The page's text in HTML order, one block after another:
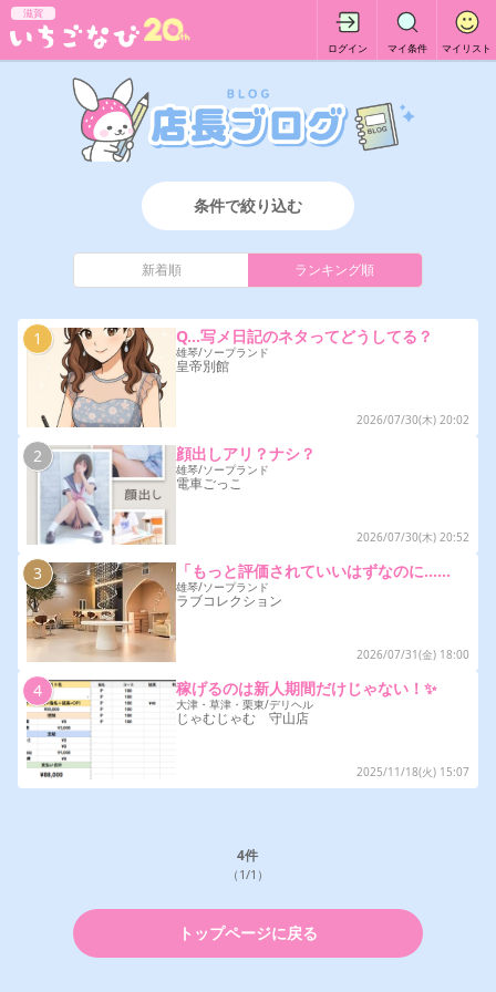
滋賀
ログイン マイ条件 マイリスト
条件で絞り込む
新着順 ランキング順
1 Q…写メ日記のネタってどうしてる？
雄琴/ソープランド
皇帝別館
2026/07/30(木) 20:02
2 顔出しアリ？ナシ？
雄琴/ソープランド
電車ごっこ
2026/07/30(木) 20:52
3 「もっと評価されていいはずなのに……
雄琴/ソープランド
ラブコレクション
2026/07/31(金) 18:00
4 稼げるのは新人期間だけじゃない！✨
大津・草津・栗東/デリヘル
じゃむじゃむ 守山店
2025/11/18(火) 15:07
4件
（1/1）
トップページに戻る